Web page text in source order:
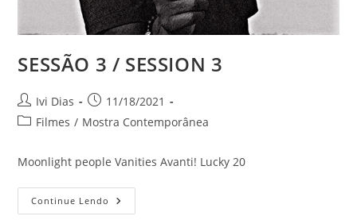
SESSÃO 3 / SESSION 3
Autor
do
Ivi Dias
Post
publicado:
11/18/2021
Categoria
post:
Filmes / Mostra Contemporânea
Moonlight people Vanities Avanti! Lucky 20
Continue Lendo SESSÃO
3